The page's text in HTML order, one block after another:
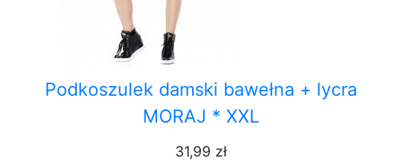
Podkoszulek damski bawełna + lycra
MORAJ * XXL
31,99 zł